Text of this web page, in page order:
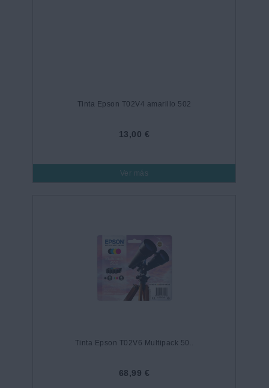
Tinta Epson T02V4 amarillo 502
13,00 €
Ver más
Tinta Epson T02V6 Multipack 50..
68,99 €